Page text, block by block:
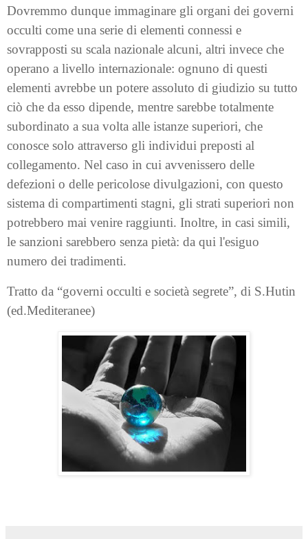
Dovremmo dunque immaginare gli organi dei governi
occulti come una serie di elementi connessi e
sovrapposti su scala nazionale alcuni, altri invece che
operano a livello internazionale: ognuno di questi
elementi avrebbe un potere assoluto di giudizio su tutto
ciò che da esso dipende, mentre sarebbe totalmente
subordinato a sua volta alle istanze superiori, che
conosce solo attraverso gli individui preposti al
collegamento. Nel caso in cui avvenissero delle
defezioni o delle pericolose divulgazioni, con questo
sistema di compartimenti stagni, gli strati superiori non
potrebbero mai venire raggiunti. Inoltre, in casi simili,
le sanzioni sarebbero senza pietà: da qui l'esiguo
numero dei tradimenti.
Tratto da “governi occulti e società segrete”, di S.Hutin
(ed.Mediteranee)